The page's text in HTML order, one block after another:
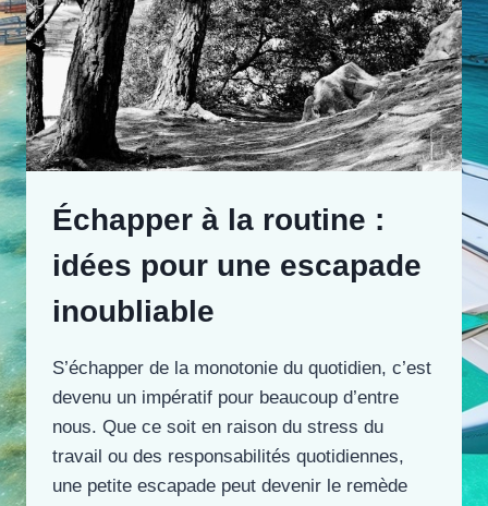
Échapper à la routine :
idées pour une escapade
inoubliable
S’échapper de la monotonie du quotidien, c’est
devenu un impératif pour beaucoup d’entre
nous. Que ce soit en raison du stress du
travail ou des responsabilités quotidiennes,
une petite escapade peut devenir le remède